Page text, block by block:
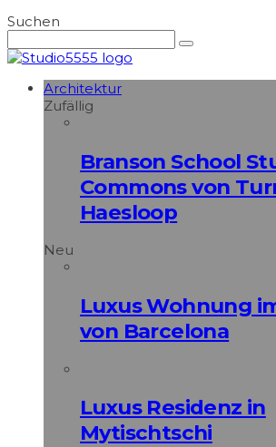
Suchen
Architektur
Zufällig
Branson School
Commons von
Haesloop
Neu
Luxus Wohnung
von Barcelona
Luxus Residenz in
Mytischtschi